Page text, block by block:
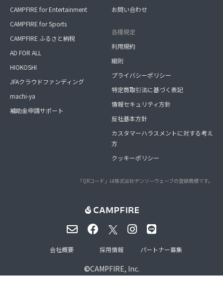
CAMPFIRE for Entertainment
CAMPFIRE for Sports
CAMPFIRE ふるさと納税
AD FOR ALL
HIOKOSHI
JFAクラウドファンディング
machi-ya
補助金申請サポート
お問い合わせ
各種規定
利用規約
細則
プライバシーポリシー
特定商取引法に基づく表記
情報セキュリティ方針
反社基本方針
カスタマーハラスメントに対する考え
方
クッキーポリシー
「QRコード」は株式会社デンソーウェーブの登録商標です。
©CAMPFIRE, Inc.
会社概要 採用情報 パートナー募集